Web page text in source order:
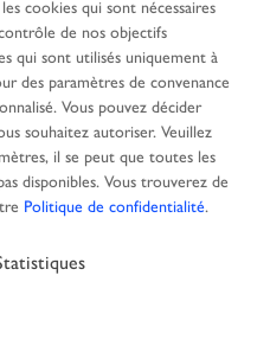
CHANGER DE LANGUE
cookies qui sont nécessaires
de nos objectifs
qui sont utilisés uniquement à
des paramètres de convenance
Vous pouvez décider
souhaitez autoriser. Veuillez
il se peut que toutes les
disponibles. Vous trouverez de
Politique de confidentialité.